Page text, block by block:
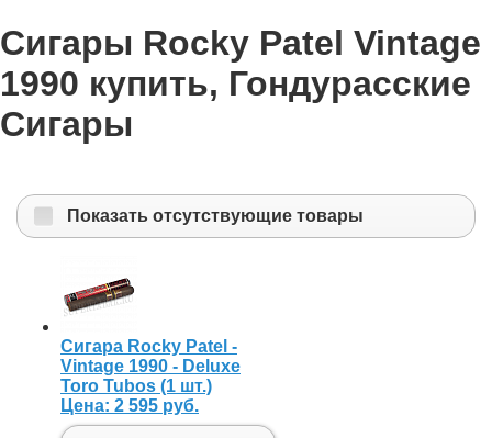
Сигары Rocky Patel Vintage
1990 купить, Гондурасские
Сигары
Показать отсутствующие товары
Сигара Rocky Patel -
Vintage 1990 - Deluxe
Toro Tubos (1 шт.)
Цена: 2 595 руб.